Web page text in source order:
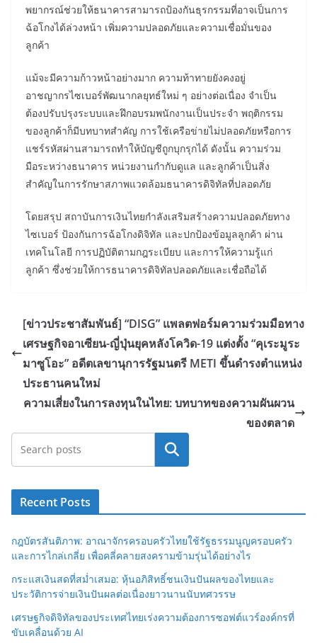
พยากรณ์ช่วยให้ธนาคารสามารถป้องกันธุรกรรมที่อาจเป็นการ
ฉ้อโกงได้ล่วงหน้า เพิ่มความปลอดภัยและความเชื่อมั่นของ
ลูกค้า
แม้จะมีความก้าวหน้าอย่างมาก ความท้าทายยังคงอยู่
อาชญากรไซเบอร์พัฒนากลยุทธ์ใหม่ ๆ อย่างต่อเนื่อง จำเป็น
ต้องปรับปรุงระบบและฝึกอบรมพนักงานเป็นประจำ พฤติกรรม
ของลูกค้าก็มีบทบาทสำคัญ การใช้เครือข่ายไม่ปลอดภัยหรือการ
แชร์รหัสผ่านสามารถทำให้บัญชีถูกบุกรุกได้ ดังนั้น ความร่วม
มือระหว่างธนาคาร หน่วยงานกำกับดูแล และลูกค้าเป็นสิ่ง
สำคัญในการรักษาสภาพแวดล้อมธนาคารดิจิทัลที่ปลอดภัย
โดยสรุป สถาบันการเงินไทยกำลังเสริมสร้างความปลอดภัยทาง
ไซเบอร์ ป้องกันการฉ้อโกงดิจิทัล และปกป้องข้อมูลลูกค้า ผ่าน
เทคโนโลยี การปฏิบัติตามกฎระเบียบ และการให้ความรู้แก่
ลูกค้า ซึ่งช่วยให้การธนาคารดิจิทัลปลอดภัยและเชื่อถือได้
[ข่าวประชาสัมพันธ์] “DISG” แพลตฟอร์มความร่วมมือทาง
เศรษฐกิจอาเซียน-ญี่ปุ่นยุคหลังโควิด-19 แต่งตั้ง “คุเระมูระ
มาซูโอะ” อดีตเลขานุการรัฐมนตรี METI ขึ้นดำรงตำแหน่ง
ประธานคนใหม่
ความเสี่ยงในการลงทุนในไทย: บทบาทของความผันผวน
ของตลาด
Search
Recent Posts
กฎบัตรสันติภาพ: อาณาจักรครอบครัวไทยใช้รัฐธรรมนูญครอบครัว
และการไกล่เกลี่ย เพื่อคลี่คลายสงครามข้ามรุ่นได้อย่างไร
กระแสเงินสดที่สม่ำเสมอ: หุ้นอภิสิทธิ์ชนเงินปันผลของไทยและ
ประวัติการจ่ายเงินปันผลต่อเนื่องยาวนานนับทศวรรษ
เศรษฐกิจดิจิทัลของประเทศไทยเร่งความต้องการซอฟต์แวร์องค์กรที่
ขับเคลื่อนด้วย AI